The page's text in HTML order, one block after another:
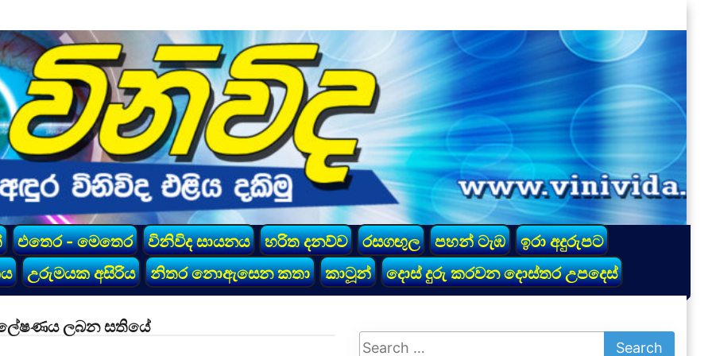
එතෙර - මෙතෙර විනිවිද සායනය හරිත දනව්ව රසගඟුල පහන් ටැඹ
ඉරා අදුරුපට
උරුමයක අසිරිය නිතර නොඇසෙන කතා කාටූන් දොස් දුරු කරවන දොස්තර උපදෙස්
ලබන සතියේ